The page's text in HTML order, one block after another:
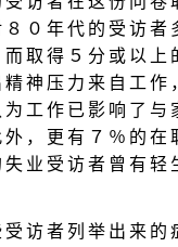
０年代的受访者
取得５分或以上
精神压力来自工作
为工作已影响了与
外，更有７％的在
业受访者曾有轻
访者列举出来的